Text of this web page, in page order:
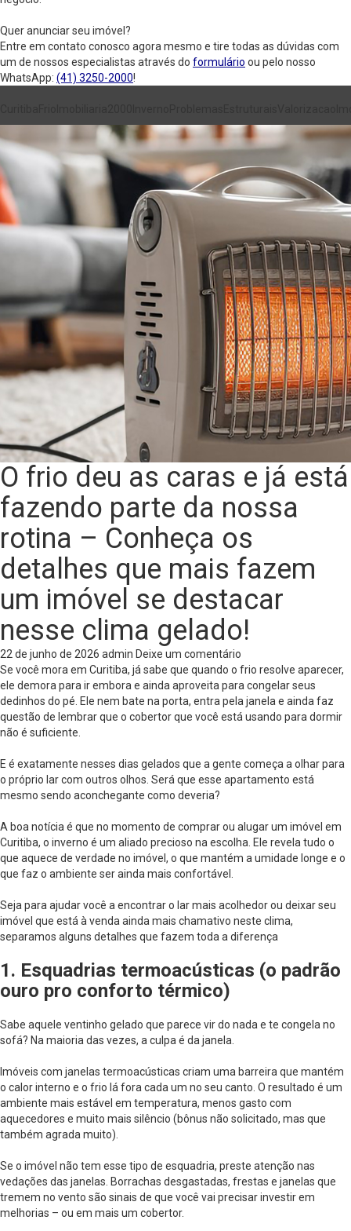
Quer anunciar seu imóvel?
Entre em contato conosco agora mesmo e tire todas as dúvidas com
um de nossos especialistas através do formulário ou pelo nosso
WhatsApp: (41) 3250-2000!
O frio deu as caras e já está
fazendo parte da nossa
rotina – Conheça os
detalhes que mais fazem
um imóvel se destacar
nesse clima gelado!
22 de junho de 2026 admin Deixe um comentário
Se você mora em Curitiba, já sabe que quando o frio resolve aparecer,
ele demora para ir embora e ainda aproveita para congelar seus
dedinhos do pé. Ele nem bate na porta, entra pela janela e ainda faz
questão de lembrar que o cobertor que você está usando para dormir
não é suficiente.
E é exatamente nesses dias gelados que a gente começa a olhar para
o próprio lar com outros olhos. Será que esse apartamento está
mesmo sendo aconchegante como deveria?
A boa notícia é que no momento de comprar ou alugar um imóvel em
Curitiba, o inverno é um aliado precioso na escolha. Ele revela tudo o
que aquece de verdade no imóvel, o que mantém a umidade longe e o
que faz o ambiente ser ainda mais confortável.
Seja para ajudar você a encontrar o lar mais acolhedor ou deixar seu
imóvel que está à venda ainda mais chamativo neste clima,
separamos alguns detalhes que fazem toda a diferença
1. Esquadrias termoacústicas (o padrão
ouro pro conforto térmico)
Sabe aquele ventinho gelado que parece vir do nada e te congela no
sofá? Na maioria das vezes, a culpa é da janela.
Imóveis com janelas termoacústicas criam uma barreira que mantém
o calor interno e o frio lá fora cada um no seu canto. O resultado é um
ambiente mais estável em temperatura, menos gasto com
aquecedores e muito mais silêncio (bônus não solicitado, mas que
também agrada muito).
Se o imóvel não tem esse tipo de esquadria, preste atenção nas
vedações das janelas. Borrachas desgastadas, frestas e janelas que
tremem no vento são sinais de que você vai precisar investir em
melhorias – ou em mais um cobertor.